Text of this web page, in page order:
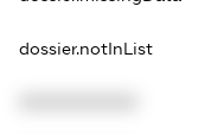
dossier.notInList